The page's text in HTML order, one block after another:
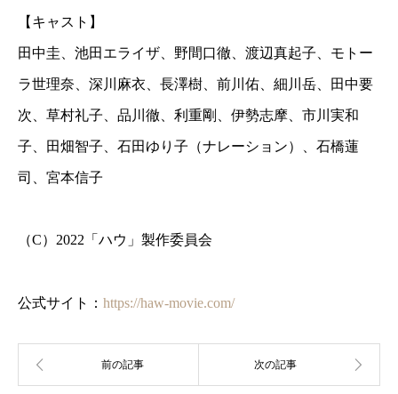
【キャスト】
田中圭、池田エライザ、野間口徹、渡辺真起子、モトー
ラ世理奈、深川麻衣、長澤樹、前川佑、細川岳、田中要
次、草村礼子、品川徹、利重剛、伊勢志摩、市川実和
子、田畑智子、石田ゆり子（ナレーション）、石橋蓮
司、宮本信子
（C）2022「ハウ」製作委員会
公式サイト： https://haw-movie.com/